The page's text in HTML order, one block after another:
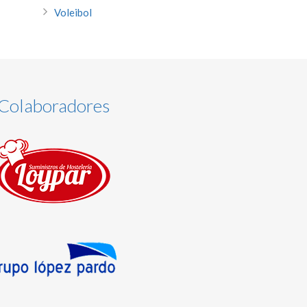
Voleibol